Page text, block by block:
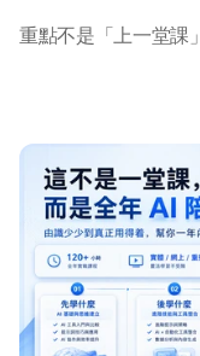
重點不是「上一堂課